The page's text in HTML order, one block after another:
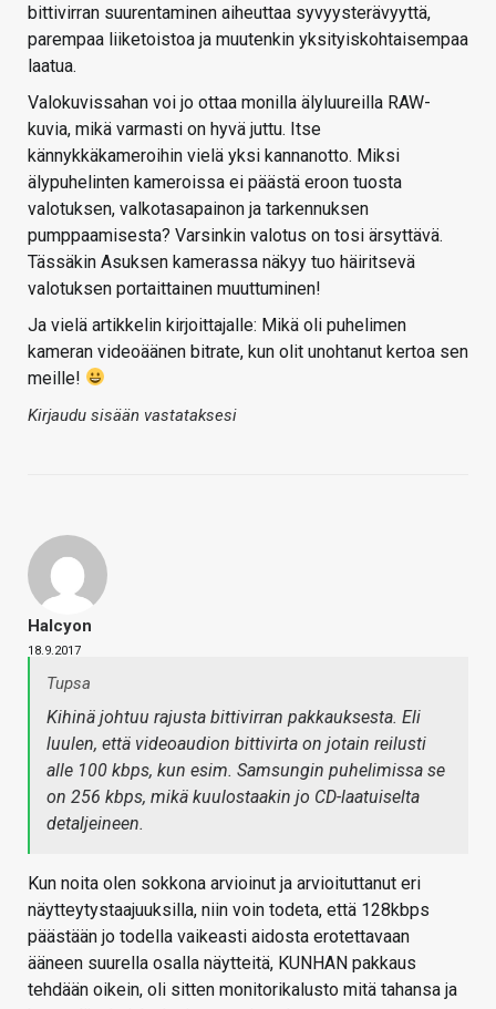
bittivirran suurentaminen aiheuttaa syvyysterävyyttä,
parempaa liiketoistoa ja muutenkin yksityiskohtaisempaa
laatua.
Valokuvissahan voi jo ottaa monilla älyluureilla RAW-
kuvia, mikä varmasti on hyvä juttu. Itse
kännykkäkameroihin vielä yksi kannanotto. Miksi
älypuhelinten kameroissa ei päästä eroon tuosta
valotuksen, valkotasapainon ja tarkennuksen
pumppaamisesta? Varsinkin valotus on tosi ärsyttävä.
Tässäkin Asuksen kamerassa näkyy tuo häiritsevä
valotuksen portaittainen muuttuminen!
Ja vielä artikkelin kirjoittajalle: Mikä oli puhelimen
kameran videoäänen bitrate, kun olit unohtanut kertoa sen
meille!
Kirjaudu sisään vastataksesi
Halcyon
18.9.2017
Tupsa
Kihinä johtuu rajusta bittivirran pakkauksesta. Eli
luulen, että videoaudion bittivirta on jotain reilusti
alle 100 kbps, kun esim. Samsungin puhelimissa se
on 256 kbps, mikä kuulostaakin jo CD-laatuiselta
detaljeineen.
Kun noita olen sokkona arvioinut ja arvioituttanut eri
näytteytystaajuuksilla, niin voin todeta, että 128kbps
päästään jo todella vaikeasti aidosta erotettavaan
ääneen suurella osalla näytteitä, KUNHAN pakkaus
tehdään oikein, oli sitten monitorikalusto mitä tahansa ja